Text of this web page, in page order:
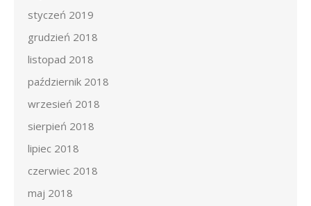
styczeń 2019
grudzień 2018
listopad 2018
październik 2018
wrzesień 2018
sierpień 2018
lipiec 2018
czerwiec 2018
maj 2018